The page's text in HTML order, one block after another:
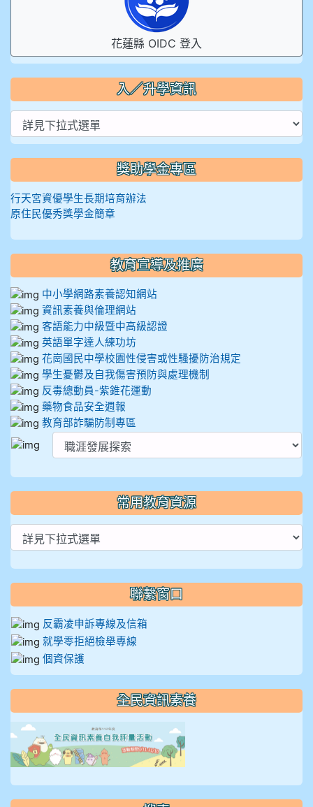
花蓮縣 OIDC 登入
入／升學資訊
獎助學金專區
行天宮資優學生長期培育辦法
原住民優秀獎學金簡章
教育宣導及推廣
中小學網路素養認知網站
資訊素養與倫理網站
客語能力中級暨中高級認證
英語單字達人練功坊
花崗國民中學校園性侵害或性騷擾防治規定
學生憂鬱及自我傷害預防與處理機制
反毒總動員-紫錐花運動
藥物食品安全週報
教育部詐騙防制專區
常用教育資源
聯繫窗口
反霸凌申訴專線及信箱
就學零拒絕檢舉專線
個資保護
全民資訊素養